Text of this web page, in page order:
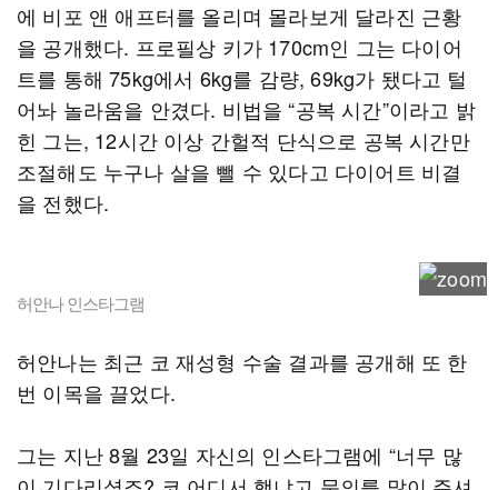
에 비포 앤 애프터를 올리며 몰라보게 달라진 근황
을 공개했다. 프로필상 키가 170cm인 그는 다이어
트를 통해 75kg에서 6kg를 감량, 69kg가 됐다고 털
어놔 놀라움을 안겼다. 비법을 “공복 시간”이라고 밝
힌 그는, 12시간 이상 간헐적 단식으로 공복 시간만
조절해도 누구나 살을 뺄 수 있다고 다이어트 비결
을 전했다.
허안나 인스타그램
허안나는 최근 코 재성형 수술 결과를 공개해 또 한
번 이목을 끌었다.
그는 지난 8월 23일 자신의 인스타그램에 “너무 많